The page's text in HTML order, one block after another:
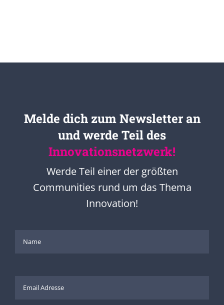
Melde dich zum Newsletter an
und werde Teil des
Innovationsnetzwerk!
Werde Teil einer der größten
Communities rund um das Thema
Innovation!